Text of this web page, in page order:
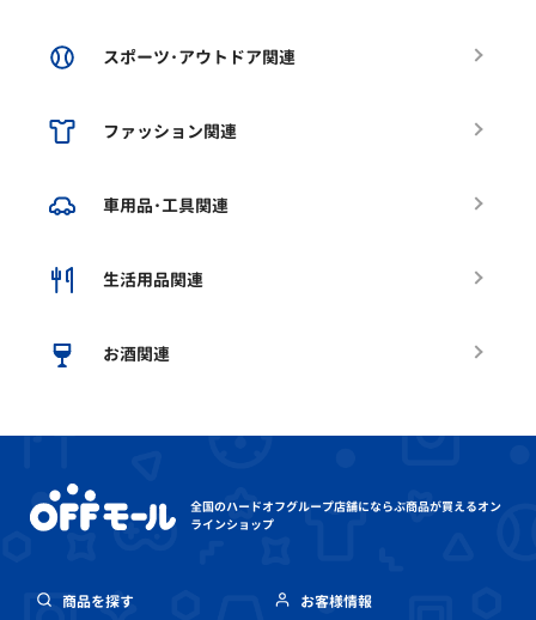
スポーツ･アウトドア関連
ファッション関連
車用品･工具関連
生活用品関連
お酒関連
全国のハードオフグループ店舗にならぶ商品が買えるオン
ラインショップ
商品を探す
お客様情報